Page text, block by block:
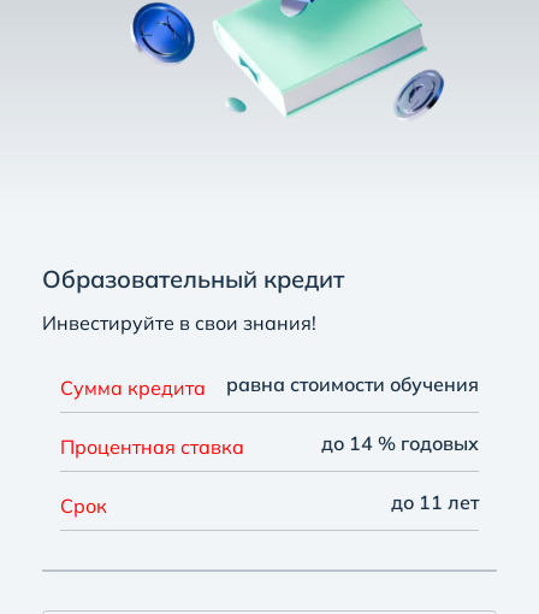
Образовательный кредит
Инвестируйте в свои знания!
Сумма кредита равна стоимости обучения
Процентная ставка до 14 % годовых
Срок до 11 лет